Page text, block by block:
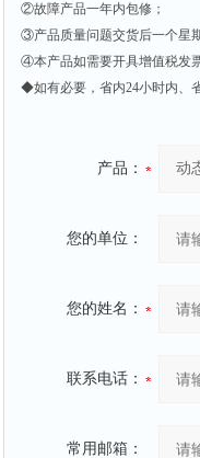
②故障产品一年内包修；
③产品质量问题交货后一个星
④本产品如需要开具增值税发
◆如有必要，省内24小时内、
产品：
您的单位：
您的姓名：
联系电话：
常用邮箱：